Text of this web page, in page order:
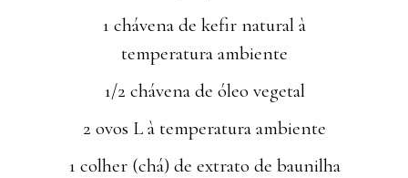
1 chávena de kefir natural à
temperatura ambiente
1/2 chávena de óleo vegetal
2 ovos L à temperatura ambiente
1 colher (chá) de extrato de baunilha